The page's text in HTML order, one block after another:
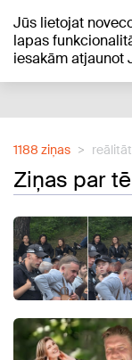
Jūs lietojat
lapas
iesakām atjaunot
+16
1188 ziņas
Ziņas par